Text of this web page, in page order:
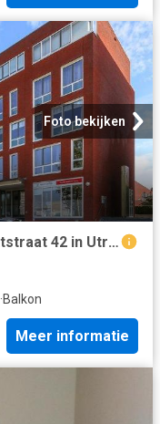
Foto bekijken
Appartement te huur Groenmarktstraat 42 in Utrecht voor € 2.350
·Balkon
Meer informatie